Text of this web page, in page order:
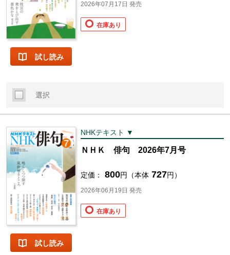
試し読み
2026年07月17日 発売
在庫あり
選択
試し読み
NHKテキスト ▼
ＮＨＫ 俳句 2026年7月号
定価： 800円（本体 727円）
2026年06月19日 発売
在庫あり